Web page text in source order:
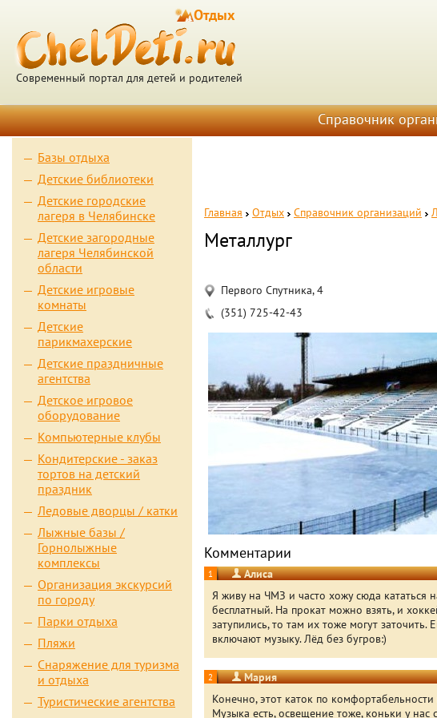
Современный портал для детей и родителей
Отдых
Справочник
Базы отдыха
Детские библиотеки
Детские городские
лагеря в Челябинске
Детские загородные
лагеря Челябинской
области
Детские игровые
комнаты
Детские
парикмахерские
Детские праздничные
агентства
Детское игровое
оборудование
Компьютерные клубы
Кондитерские - заказ
тортов на детский
праздник
Ледовые дворцы / катки
Лыжные базы /
Горнолыжные
комплексы
Организация экскурсий
по городу
Парки отдыха
Пляжи
Снаряжение для туризма
и отдыха
Туристические агентства
Главная Отдых Справочник организаций
Металлург
Первого Спутника, 4
(351) 725-42-43
Комментарии
1
Алиса
Я живу на ЧМЗ и часто хожу сюда кататься
бесплатный. На прокат можно взять, и
затупились, то там их тоже могут
включают музыку. Лёд без бугров:)
2
Мария
Конечно, этот каток по
Музыка есть, освещение тоже, коньки у